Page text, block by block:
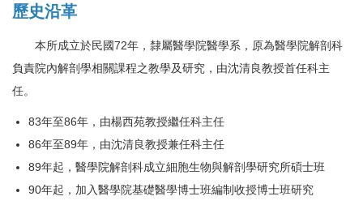
系所資訊
系所成員
修業資訊
學生畢業專區
歷屆學生
歷史沿革
本所成立於民國72年，隸屬醫學院醫學系，原為醫學院解剖科
負責院內解剖學相關課程之教學及研究，由沈清良教授首任科主
任。
83年至86年，由楊西苑教授繼任科主任
86年至89年，由沈清良教授兼任科主任
89年起，醫學院解剖科成立細胞生物與解剖學研究所碩士班
90年起，加入醫學院基礎醫學博士班編制收授博士班研究